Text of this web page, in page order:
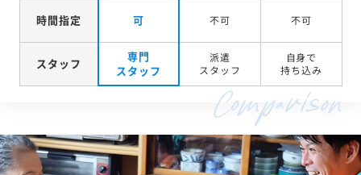
時間指定 可 不可 不可
スタッフ
専門
スタッフ
派遣
スタッフ
自身で
持ち込み